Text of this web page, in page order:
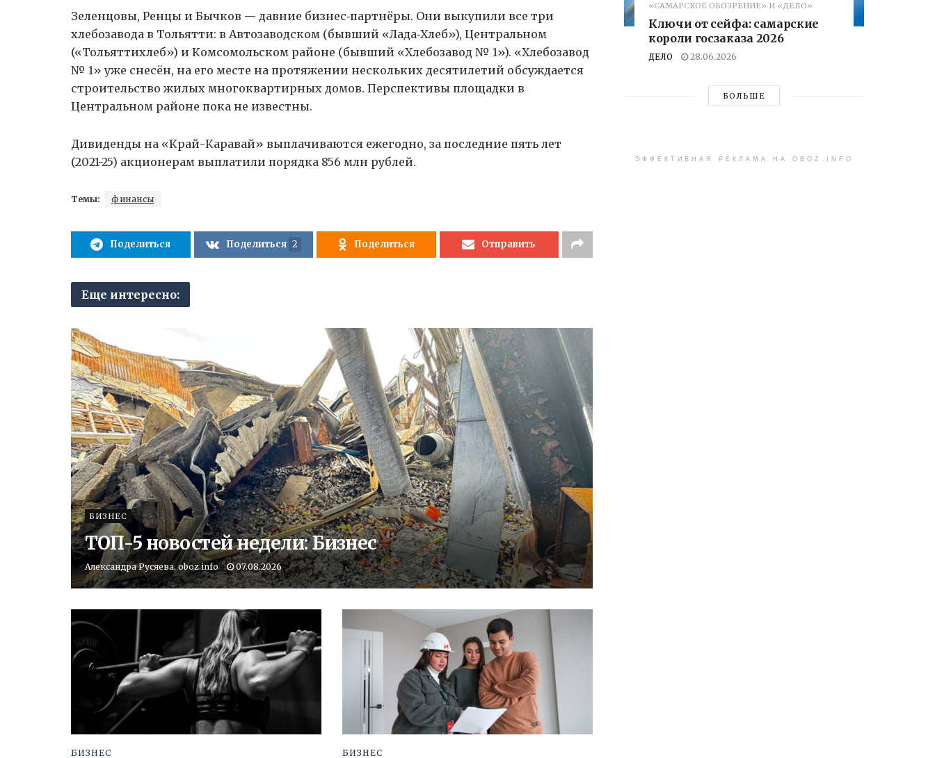
Зеленцовы, Ренцы и Бычков — давние бизнес‑партнёры. Они выкупили все три
хлебозавода в Тольятти: в Автозаводском (бывший «Лада‑Хлеб»), Центральном
(«Тольяттихлеб») и Комсомольском районе (бывший «Хлебозавод № 1»). «Хлебозавод
№ 1» уже снесён, на его месте на протяжении нескольких десятилетий обсуждается
строительство жилых многоквартирных домов. Перспективы площадки в
Центральном районе пока не известны.
Дивиденды на «Край-Каравай» выплачиваются ежегодно, за последние пять лет
(2021-25) акционерам выплатили порядка 856 млн рублей.
Темы: финансы
Поделиться Поделиться 2 Поделиться Отправить
Еще интересно:
БИЗНЕС
ТОП-5 новостей недели: Бизнес
Александра Русяева, oboz.info 07.08.2026
БИЗНЕС БИЗНЕС
«САМАРСКОЕ ОБОЗРЕНИЕ» И «ДЕЛО»
Ключи от сейфа: самарские
короли госзаказа 2026
ДЕЛО 28.06.2026
БОЛЬШЕ
ЭФФЕКТИВНАЯ РЕКЛАМА НА OBOZ.INFO